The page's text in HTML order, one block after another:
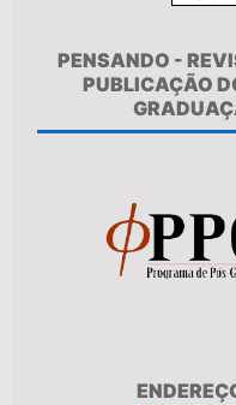
PENSANDO -
PUBLICAÇÃO